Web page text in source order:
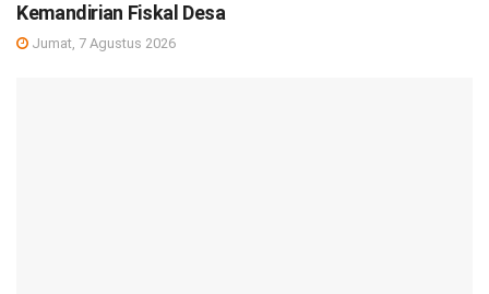
Kemandirian Fiskal Desa
Jumat, 7 Agustus 2026